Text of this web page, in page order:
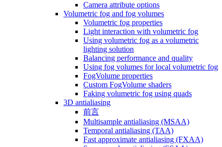
Camera attribute options
Volumetric fog and fog volumes
Volumetric fog properties
Light interaction with volumetric fog
Using volumetric fog as a volumetric
lighting solution
Balancing performance and quality
Using fog volumes for local volumetric fog
FogVolume properties
Custom FogVolume shaders
Faking volumetric fog using quads
3D antialiasing
前言
Multisample antialiasing (MSAA)
Temporal antialiasing (TAA)
Fast approximate antialiasing (FXAA)